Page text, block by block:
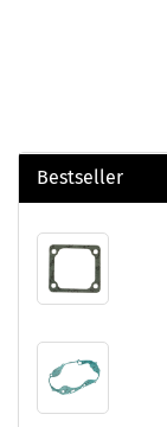
Bestseller